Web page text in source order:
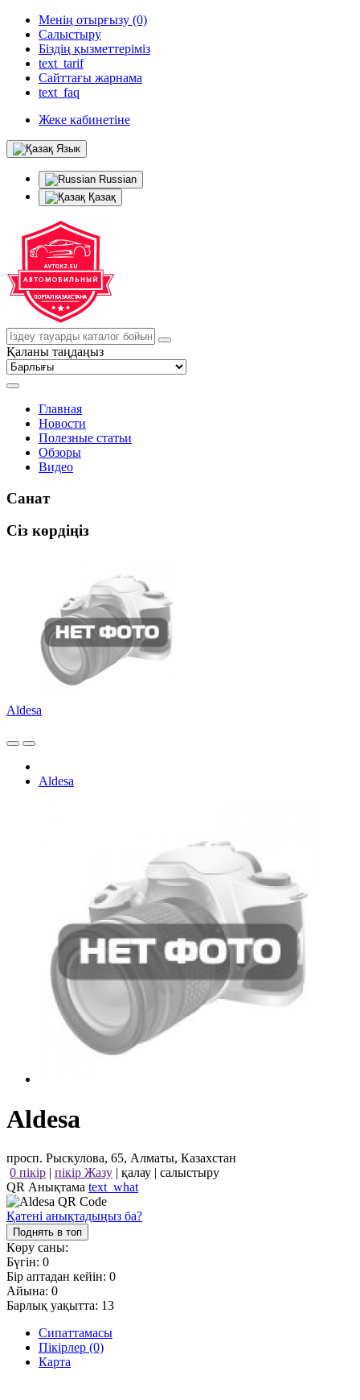
Менің отырғызу (0)
Салыстыру
Біздің қызметтеріміз
text_tarif
Сайттағы жарнама
text_faq
Жеке кабинетіне
Язык
Russian
Қазақ
Қаланы таңдаңыз
Главная
Новости
Полезные статьи
Обзоры
Видео
Санат
Сіз көрдіңіз
Aldesa
Aldesa
Aldesa
просп. Рыскулова, 65, Алматы, Казахстан
0 пікір | пікір Жазу | қалау | салыстыру
QR Анықтама text_what
Қатені анықтадыңыз ба?
Поднять в топ
Көру саны:
Бүгін: 0
Бір аптадан кейін: 0
Айына: 0
Барлық уақытта: 13
Сипаттамасы
Пікірлер (0)
Карта